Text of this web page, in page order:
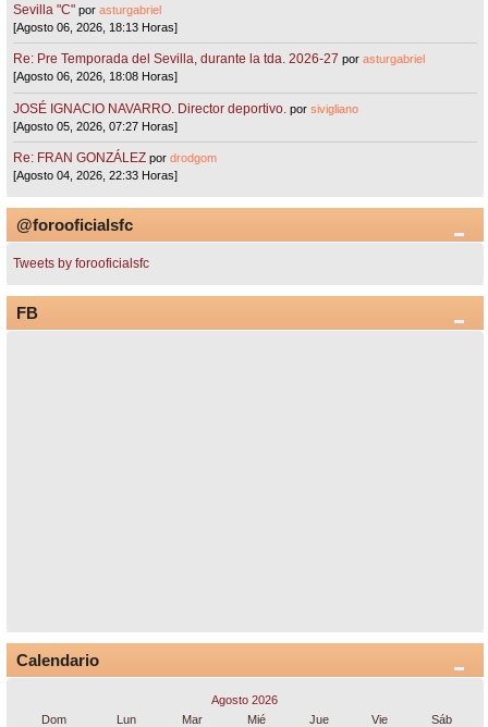
Sevilla "C"porasturgabriel
[Agosto 06, 2026, 18:13 Horas]
Re: Pre Temporada del Sevilla, durante la tda. 2026-27 porasturgabriel
[Agosto 06, 2026, 18:08 Horas]
JOSÉ IGNACIO NAVARRO. Director deportivo. porsivigliano
[Agosto 05, 2026, 07:27 Horas]
Re: FRAN GONZÁLEZ pordrodgom
[Agosto 04, 2026, 22:33 Horas]
@forooficialsfc
Tweets by forooficialsfc
FB
Calendario
Agosto 2026
Dom
Lun Mar Mié Jue Vie Sáb